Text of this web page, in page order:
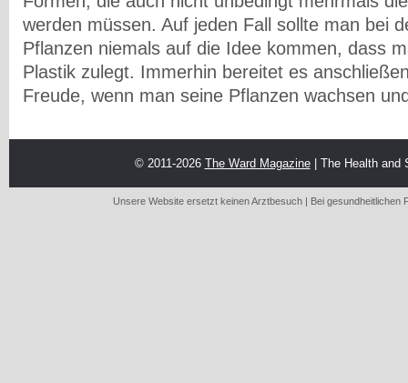
werden müssen. Auf jeden Fall sollte man bei
Pflanzen niemals auf die Idee kommen, dass
Plastik zulegt. Immerhin bereitet es
Freude, wenn man seine Pflanzen wachsen
© 2011-2026 The Ward Magazine| The Health and
Unsere Website ersetzt keinen Arztbesuch | Bei